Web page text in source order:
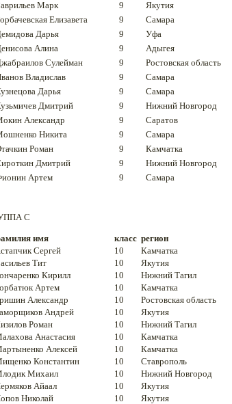
Марк 9
Якутия
Елизавета 9
Самара
Дарья 9
Уфа
Алина 9
Адыгея
Сулейман 9
Ростовская область
Владислав 9
Самара
Дарья 9
Самара
Дмитрий 9
Нижний Новгород
Александр 9
Саратов
Никита 9
Самара
Роман 9
Камчатка
Дмитрий 9
Нижний Новгород
Артем 9 Самара
C
имя класс регион
Сергей 10
Камчатка
Тит 10
Якутия
Кирилл 10
Нижний Тагил
Артем 10
Камчатка
Александр 10
Ростовская область
Андрей 10
Якутия
Роман 10
Нижний Тагил
Анастасия 10
Камчатка
Алексей 10
Камчатка
Константин 10
Ставрополь
Михаил 10
Нижний Новгород
Айаал 10
Якутия
Николай 10
Якутия